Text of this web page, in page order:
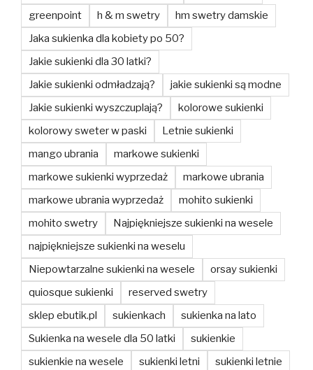
greenpoint
h & m swetry
hm swetry damskie
Jaka sukienka dla kobiety po 50?
Jakie sukienki dla 30 latki?
Jakie sukienki odmładzają?
jakie sukienki są modne
Jakie sukienki wyszczuplają?
kolorowe sukienki
kolorowy sweter w paski
Letnie sukienki
mango ubrania
markowe sukienki
markowe sukienki wyprzedaż
markowe ubrania
markowe ubrania wyprzedaż
mohito sukienki
mohito swetry
Najpiękniejsze sukienki na wesele
najpiękniejsze sukienki na weselu
Niepowtarzalne sukienki na wesele
orsay sukienki
quiosque sukienki
reserved swetry
sklep ebutik.pl
sukienkach
sukienka na lato
Sukienka na wesele dla 50 latki
sukienkie
sukienkie na wesele
sukienki letni
sukienki letnie